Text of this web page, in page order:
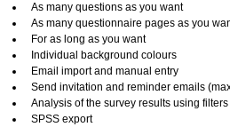
As many questions as you want
As many questionnaire pages as you
For as long as you want
Individual background colours
Email import and manual entry
Send invitation and reminder emails
Analysis of the survey results using filters
SPSS export